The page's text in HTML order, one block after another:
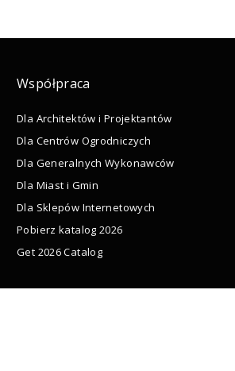
Współpraca
Dla Architektów i Projektantów
Dla Centrów Ogrodniczych
Dla Generalnych Wykonawców
Dla Miast i Gmin
Dla Sklepów Internetowych
Pobierz katalog 2026
Get 2026 Catalog